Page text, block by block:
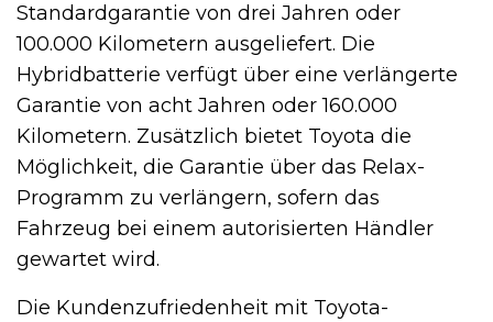
Standardgarantie von drei Jahren oder
100.000 Kilometern ausgeliefert. Die
Hybridbatterie verfügt über eine verlängerte
Garantie von acht Jahren oder 160.000
Kilometern. Zusätzlich bietet Toyota die
Möglichkeit, die Garantie über das Relax-
Programm zu verlängern, sofern das
Fahrzeug bei einem autorisierten Händler
gewartet wird.
Die Kundenzufriedenheit mit Toyota-